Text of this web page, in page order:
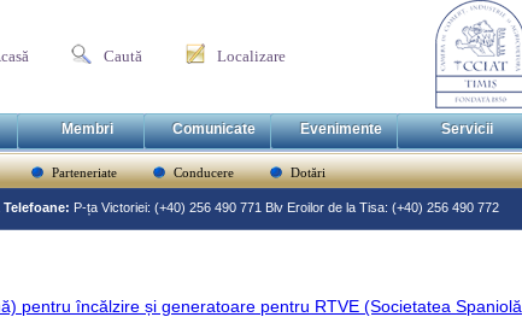
Caută Localizare
Membri Comunicate Evenimente Servicii
Parteneriate Conducere Dotări
Telefoane: P-ța Victoriei: (+40) 256 490 771 Blv Eroilor de la Tisa: (+40) 256 490 772
pentru încălzire și generatoare pentru RTVE (Societatea Spaniolă